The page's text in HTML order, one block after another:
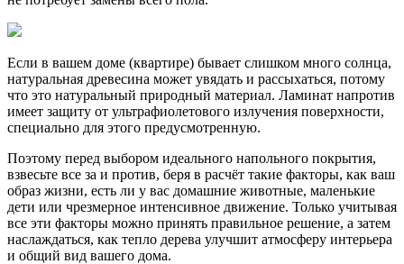
Если в вашем доме (квартире) бывает слишком много солнца,
натуральная древесина может увядать и рассыхаться, потому
что это натуральный природный материал. Ламинат напротив
имеет защиту от ультрафиолетового излучения поверхности,
специально для этого предусмотренную.
Поэтому перед выбором идеального напольного покрытия,
взвесьте все за и против, беря в расчёт такие факторы, как ваш
образ жизни, есть ли у вас домашние животные, маленькие
дети или чрезмерное интенсивное движение. Только учитывая
все эти факторы можно принять правильное решение, а затем
наслаждаться, как тепло дерева улучшит атмосферу интерьера
и общий вид вашего дома.